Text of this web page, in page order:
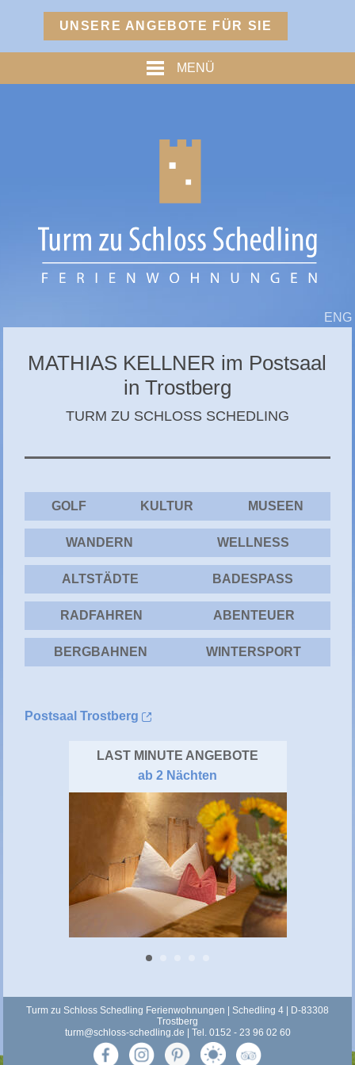
Menü
TURMPALAIS
CHIEMGAU
UNSERE ANGEBOTE FÜR SIE
MENÜ
ENG
MATHIAS KELLNER im Postsaal
in Trostberg
TURM ZU SCHLOSS SCHEDLING
GOLF KULTUR MUSEEN
WANDERN WELLNESS
ALTSTÄDTE BADESPASS
RADFAHREN ABENTEUER
BERGBAHNEN WINTERSPORT
Postsaal Trostberg
LAST MINUTE ANGEBOTE
ab 2 Nächten
Turm zu Schloss Schedling Ferienwohnungen | Schedling 4 | D-83308
Trostberg
turm@schloss-schedling.de | Tel. 0152 - 23 96 02 60